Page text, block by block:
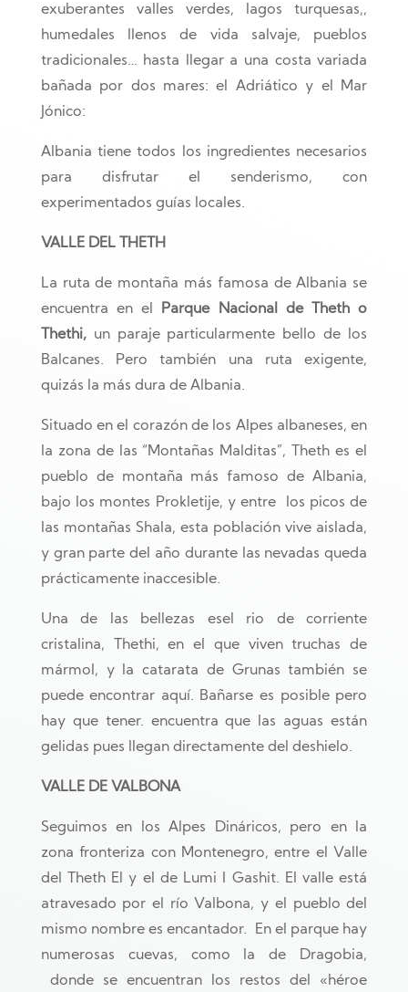
exuberantes valles verdes, lagos turquesas,,
humedales llenos de vida salvaje, pueblos
tradicionales… hasta llegar a una costa variada
bañada por dos mares: el Adriático y el Mar
Jónico:
Albania tiene todos los ingredientes necesarios
para disfrutar el senderismo, con
experimentados guías locales.
VALLE DEL THETH
La ruta de montaña más famosa de Albania se
encuentra en el Parque Nacional de Theth o
Thethi,un paraje particularmente bello de los
Balcanes. Pero también una ruta exigente,
quizás la más dura de Albania.
Situado en el corazón de los Alpes albaneses, en
la zona de las “Montañas Malditas”, Theth es el
pueblo de montaña más famoso de Albania,
bajo los montes Prokletije, y entre los picos de
las montañas Shala, esta población vive aislada,
y gran parte del año durante las nevadas queda
prácticamente inaccesible.
Una de las bellezas esel rio de corriente
cristalina, Thethi, en el que viven truchas de
mármol, y la catarata de Grunas también se
puede encontrar aquí. Bañarse es posible pero
hay que tener. encuentra que las aguas están
gelidas pues llegan directamente del deshielo.
VALLE DE VALBONA
Seguimos en los Alpes Dináricos, pero en la
zona fronteriza con Montenegro, entre el Valle
del Theth El y el de Lumi I Gashit. El valle está
atravesado por el río Valbona, y el pueblo del
mismo nombre es encantador. En el parque hay
numerosas cuevas, como la de Dragobia,
donde se encuentran los restos del «héroe